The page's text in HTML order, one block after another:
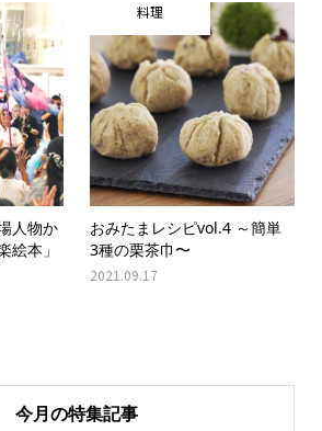
人物か
絵本」
料理
おみたまレシピvol.4 ～簡単
3種の栗茶巾〜
2021.09.17
今月の特集記事